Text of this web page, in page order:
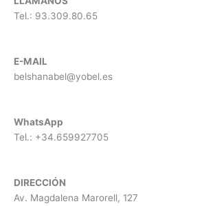
Tel.: 93.309.80.65
E-MAIL
belshanabel@yobel.es
WhatsApp
Tel.: +34.659927705
DIRECCIÓN
Av. Magdalena Marorell, 127